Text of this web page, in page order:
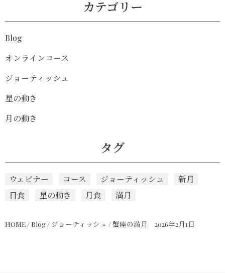
カテゴリー
Blog
オンラインコース
ジョーティッシュ
星の動き
月の動き
タグ
ウェビナー コース ジョーティッシュ
新月
日食
星の動き 月食 満月
HOME / Blog / ジョーティッシュ /蟹座の満月 2026年2月1日